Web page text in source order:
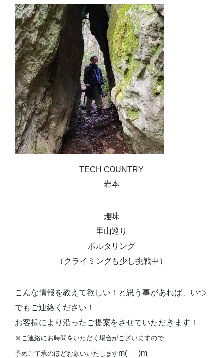
TECH COUNTRY
岩本
趣味
里山巡り
ボルタリング
（クライミングも少し挑戦中）
こんな情報を教えて欲しい！と思う事があれば、いつ
でもご連絡ください！
お客様により沿ったご提案をさせていただきます！
※ご連絡にお時間をいただく場合がございますので
予めご了承のほどお願いいたしますm(_ _)m